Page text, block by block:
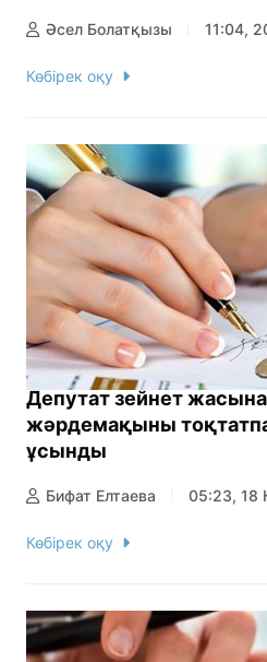
Әсел Болатқызы 11:04,
Көбірек оқу
Депутат зейнет
жәрдемақыны
ұсынды
Бифат Елтаева 05:23, 18
Көбірек оқу